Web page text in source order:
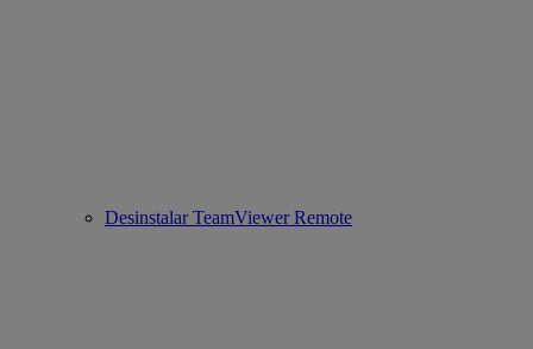
Desinstalar TeamViewer Remote